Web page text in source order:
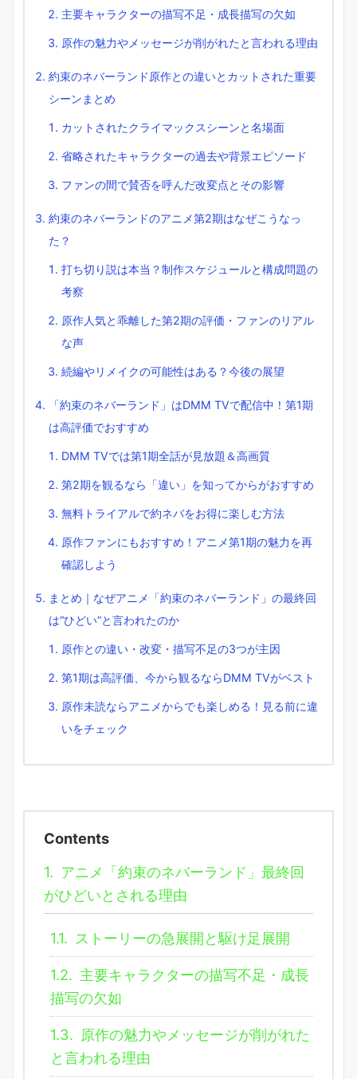
主要キャラクターの描写不足・成長描写の欠如
原作の魅力やメッセージが削がれたと言われる理由
約束のネバーランド原作との違いとカットされた重要
シーンまとめ
カットされたクライマックスシーンと名場面
省略されたキャラクターの過去や背景エピソード
ファンの間で賛否を呼んだ改変点とその影響
約束のネバーランドのアニメ第2期はなぜこうなっ
た？
打ち切り説は本当？制作スケジュールと構成問題の
考察
原作人気と乖離した第2期の評価・ファンのリアル
な声
続編やリメイクの可能性はある？今後の展望
「約束のネバーランド」はDMM TVで配信中！第1期
は高評価でおすすめ
DMM TVでは第1期全話が見放題＆高画質
第2期を観るなら「違い」を知ってからがおすすめ
無料トライアルで約ネバをお得に楽しむ方法
原作ファンにもおすすめ！アニメ第1期の魅力を再
確認しよう
まとめ｜なぜアニメ「約束のネバーランド」の最終回
は“ひどい”と言われたのか
原作との違い・改変・描写不足の3つが主因
第1期は高評価、今から観るならDMM TVがベスト
原作未読ならアニメからでも楽しめる！見る前に違
いをチェック
Contents
1. アニメ「約束のネバーランド」最終回
がひどいとされる理由
1.1. ストーリーの急展開と駆け足展開
1.2. 主要キャラクターの描写不足・成長
描写の欠如
1.3. 原作の魅力やメッセージが削がれた
と言われる理由